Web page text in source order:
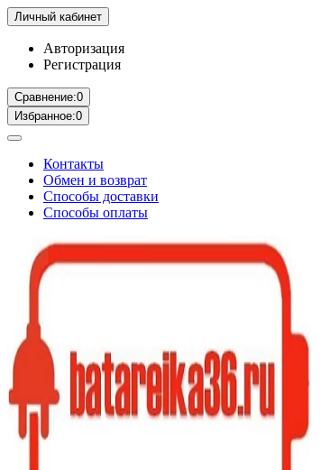
Личный кабинет
Авторизация
Регистрация
Сравнение:0
Избранное:0
Контакты
Обмен и возврат
Способы доставки
Способы оплаты